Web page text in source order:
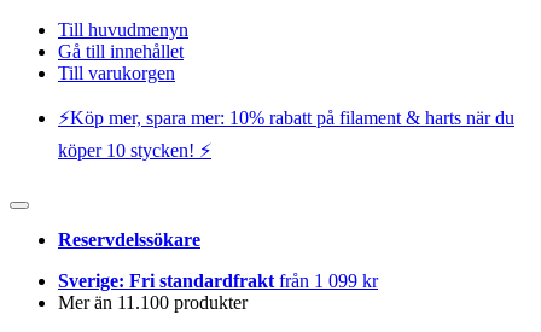
Till huvudmenyn
Gå till innehållet
Till varukorgen
⚡️Köp mer, spara mer: 10% rabatt på filament & harts när du
köper 10 stycken! ⚡️
Reservdelssökare
Sverige: Fri standardfrakt från 1 099 kr
Mer än 11.100 produkter